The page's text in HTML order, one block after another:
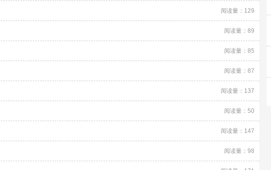
阅读量：129
阅读量：89
阅读量：85
阅读量：87
阅读量：137
阅读量：50
阅读量：147
阅读量：98